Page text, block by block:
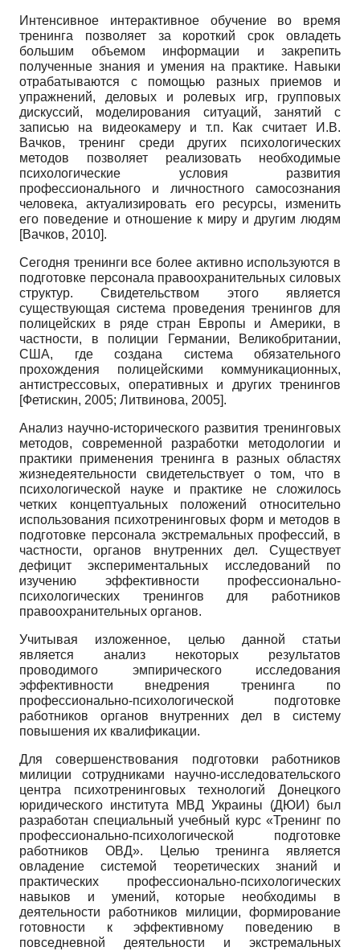
Интенсивное интерактивное обучение во время
тренинга позволяет за короткий срок овладеть
большим объемом информации и закрепить
полученные знания и умения на практике. Навыки
отрабатываются с помощью разных приемов и
упражнений, деловых и ролевых игр, групповых
дискуссий, моделирования ситуаций, занятий с
записью на видеокамеру и т.п. Как считает И.В.
Вачков, тренинг среди других психологических
методов позволяет реализовать необходимые
психологические условия развития
профессионального и личностного самосознания
человека, актуализировать его ресурсы, изменить
его поведение и отношение к миру и другим людям
[Вачков, 2010].
Сегодня тренинги все более активно используются в
подготовке персонала правоохранительных силовых
структур. Свидетельством этого является
существующая система проведения тренингов для
полицейских в ряде стран Европы и Америки, в
частности, в полиции Германии, Великобритании,
США, где создана система обязательного
прохождения полицейскими коммуникационных,
антистрессовых, оперативных и других тренингов
[Фетискин, 2005; Литвинова, 2005].
Анализ научно-исторического развития тренинговых
методов, современной разработки методологии и
практики применения тренинга в разных областях
жизнедеятельности свидетельствует о том, что в
психологической науке и практике не сложилось
четких концептуальных положений относительно
использования психотренинговых форм и методов в
подготовке персонала экстремальных профессий, в
частности, органов внутренних дел. Существует
дефицит экспериментальных исследований по
изучению эффективности профессионально-
психологических тренингов для работников
правоохранительных органов.
Учитывая изложенное, целью данной статьи
является анализ некоторых результатов
проводимого эмпирического исследования
эффективности внедрения тренинга по
профессионально-психологической подготовке
работников органов внутренних дел в систему
повышения их квалификации.
Для совершенствования подготовки работников
милиции сотрудниками научно-исследовательского
центра психотренинговых технологий Донецкого
юридического института МВД Украины (ДЮИ) был
разработан специальный учебный курс «Тренинг по
профессионально-психологической подготовке
работников ОВД». Целью тренинга является
овладение системой теоретических знаний и
практических профессионально-психологических
навыков и умений, которые необходимы в
деятельности работников милиции, формирование
готовности к эффективному поведению в
повседневной деятельности и экстремальных